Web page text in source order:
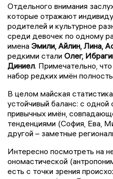
Отдельного внимания
которые отражают
родителей и культурное
среди девочек по одному
имена Эмили, Айлин, Лина,
редкими стали Олег,
Диниел. Примечательно,
набор редких имён
В целом майская
устойчивый баланс: с
привычных имён,
тенденциями (София, Ева,
другой – заметные
Интересно посмотреть на
ономастической
есть с точки зрения